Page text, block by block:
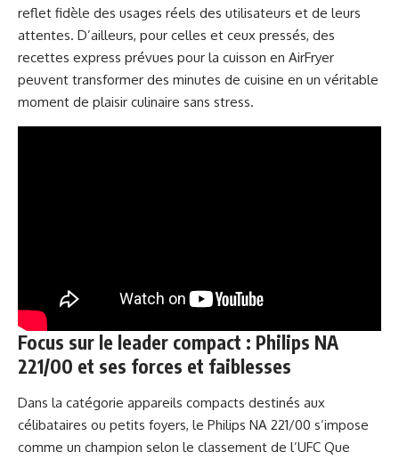
reflet fidèle des usages réels des utilisateurs et de leurs
attentes. D’ailleurs, pour celles et ceux pressés, des
recettes express prévues pour la cuisson en AirFryer
peuvent transformer des minutes de cuisine en un véritable
moment de plaisir culinaire sans stress.
Focus sur le leader compact : Philips NA
221/00 et ses forces et faiblesses
Dans la catégorie appareils compacts destinés aux
célibataires ou petits foyers, le Philips NA 221/00 s’impose
comme un champion selon le classement de l’UFC Que